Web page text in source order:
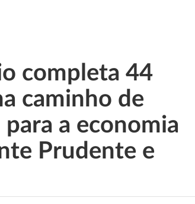
completa 44
caminho de
a economia
Prudente e